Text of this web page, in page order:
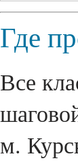
Где
Все
м.